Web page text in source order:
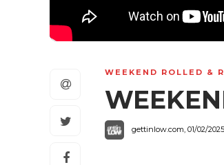
WEEKEND ROLLED &
gettinlow.com, 01/02/2025